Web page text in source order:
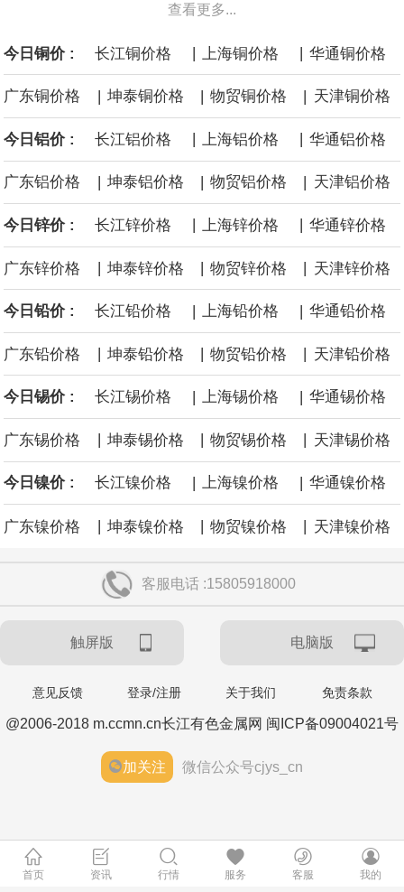
计划建造的15艘核动力“特朗普级”（Trump-class）战列舰，从研发
到采购的总费用可能高达2750亿美元，为美国有史以来最昂贵的水
面战舰项目之一。 根据CBO的初步估算，首舰造价约234亿美元，
后续14艘平均每艘约180亿美元。
黄金价格有望录得自今年1月以来最大单周涨幅。油价走弱为金价提
供支撑，同时投资者正等待美国非农就业数据，以寻找美国利率前
景的线索。StoneX高级分析师马特·辛普森表示，中东和平前景改善
海力士：龙仁工厂将生产高带宽内存（HBM）及其他下一代动态随
机存取存储器（DRAM）。
查看更多...
今日铜价 : 长江铜价格 | 上海铜价格 | 华通铜价格
广东铜价格 | 坤泰铜价格 | 物贸铜价格 | 天津铜价格
今日铝价 : 长江铝价格 上海铝价格 华通铝价格
广东铝价格 | 坤泰铝价格 | 物贸铝价格 | 天津铝价格
今日锌价 : 长江锌价格 上海锌价格 华通锌价格
广东锌价格 | 坤泰锌价格 | 物贸锌价格 | 天津锌价格
今日铅价 : 长江铅价格 | 上海铅价格 | 华通铅价格
广东铅价格 坤泰铅价格 物贸铅价格 天津铅价格
今日锡价 : 长江锡价格 | 上海锡价格 | 华通锡价格
广东锡价格 坤泰锡价格 物贸锡价格 天津锡价格
今日镍价 : 长江镍价格 | 上海镍价格 | 华通镍价格
广东镍价格 | 坤泰镍价格 | 物贸镍价格 | 天津镍价格
客服电话 :15805918000
触屏版 电脑版
意见反馈 登录/注册 关于我们 免责条款
@2006-2018 m.ccmn.cn长江有色金属网 闽ICP备09004021号
加关注 微信公众号cjys_cn
首页 资讯 行情 服务 客服 我的